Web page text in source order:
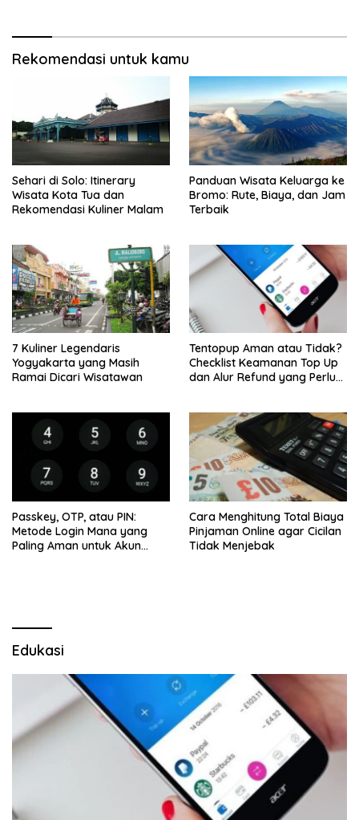
Rekomendasi untuk kamu
Sehari di Solo: Itinerary
Wisata Kota Tua dan
Rekomendasi Kuliner Malam
Panduan Wisata Keluarga ke
Bromo: Rute, Biaya, dan Jam
Terbaik
7 Kuliner Legendaris
Yogyakarta yang Masih
Ramai Dicari Wisatawan
Tentopup Aman atau Tidak?
Checklist Keamanan Top Up
dan Alur Refund yang Perlu
Passkey, OTP, atau PIN:
Metode Login Mana yang
Paling Aman untuk Akun
Cara Menghitung Total Biaya
Pinjaman Online agar Cicilan
Tidak Menjebak
Edukasi